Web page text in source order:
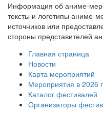
Информация об аниме-
тексты и логотипы аниме-
источников или
стороны представителей
Главная страница
Новости
Карта мероприятий
Мероприятия в 2026
Каталог фестивалей
Организаторы